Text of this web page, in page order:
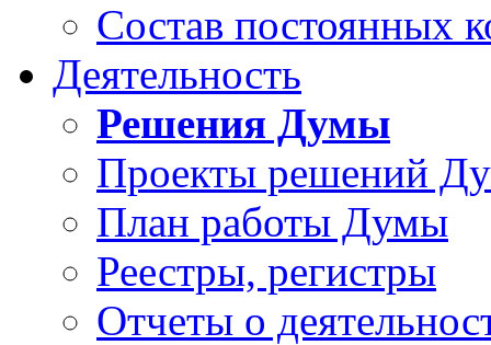
Состав постоянных
Деятельность
Решения Думы
Проекты решений
План работы Думы
Реестры, регистры
Отчеты о